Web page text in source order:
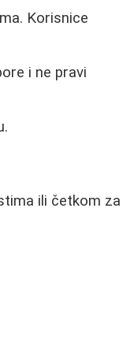
Korisnice
i ne pravi
ili četkom za